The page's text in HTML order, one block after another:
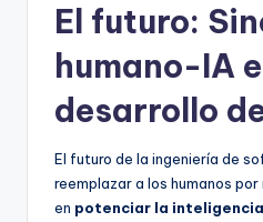
El futuro:
humano-IA
desarrollo
El futuro de la ingeniería de
reemplazar a los humanos por
en potenciar la inteligencia